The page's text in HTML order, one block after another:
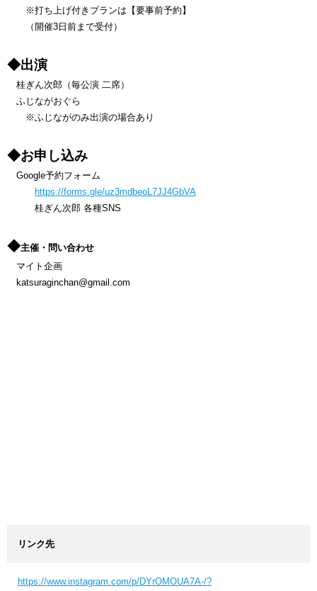
※打ち上げ付きプランは【要事前予約】
（開催3日前まで受付）
◆出演
桂ぎん次郎（毎公演 二席）
ふじながおぐら
※ふじながのみ出演の場合あり
◆お申し込み
Google予約フォーム
https://forms.gle/uz3mdbeoL7JJ4GbVA
桂ぎん次郎 各種SNS
◆主催・問い合わせ
マイト企画
katsuraginchan@gmail.com
リンク先
https://www.instagram.com/p/DYrOMOUA7A-/?